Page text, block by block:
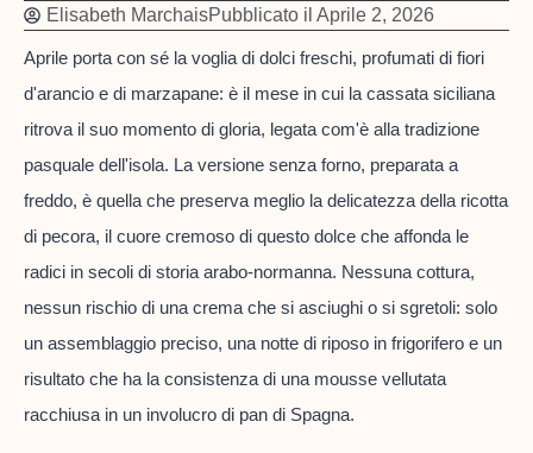
Elisabeth MarchaisPubblicato il Aprile 2, 2026
Aprile porta con sé la voglia di dolci freschi, profumati di fiori
d'arancio e di marzapane: è il mese in cui la cassata siciliana
ritrova il suo momento di gloria, legata com'è alla tradizione
pasquale dell'isola. La versione senza forno, preparata a
freddo, è quella che preserva meglio la delicatezza della ricotta
di pecora, il cuore cremoso di questo dolce che affonda le
radici in secoli di storia arabo-normanna. Nessuna cottura,
nessun rischio di una crema che si asciughi o si sgretoli: solo
un assemblaggio preciso, una notte di riposo in frigorifero e un
risultato che ha la consistenza di una mousse vellutata
racchiusa in un involucro di pan di Spagna.